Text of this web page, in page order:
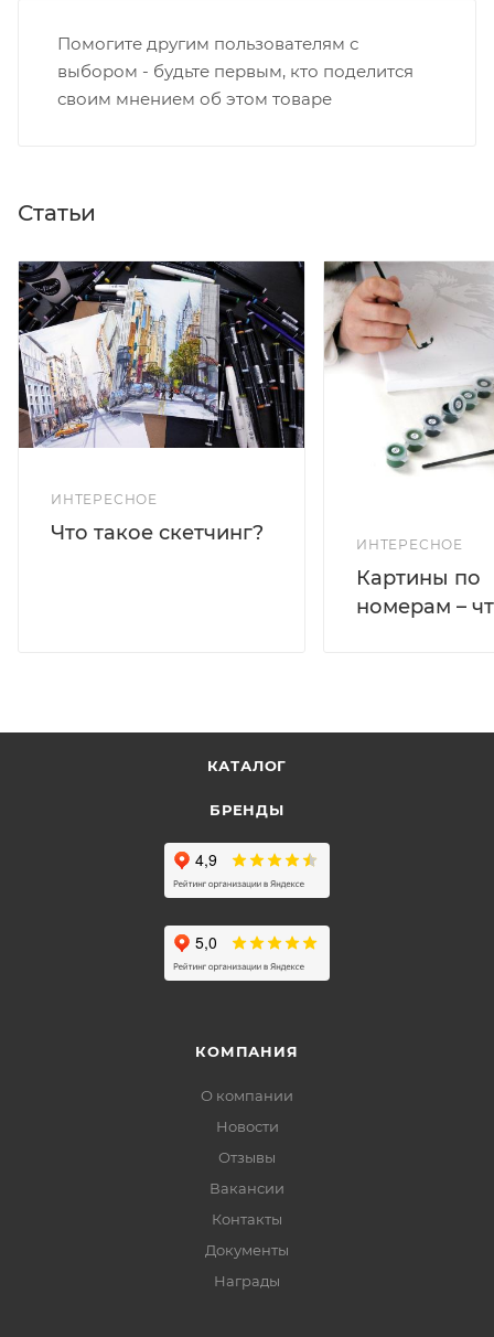
Помогите другим пользователям с
выбором - будьте первым, кто поделится
своим мнением об этом товаре
Статьи
ИНТЕРЕСНОЕ
Что такое скетчинг?
ИНТЕРЕСНОЕ
Картины по
номерам –
КАТАЛОГ
БРЕНДЫ
КОМПАНИЯ
О компании
Новости
Отзывы
Вакансии
Контакты
Документы
Награды